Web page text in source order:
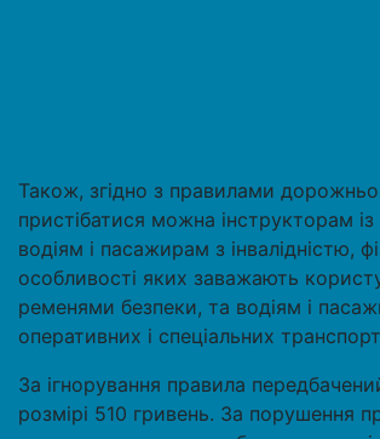
Також, згідно з правилами
пристібатися можна інструкторам із
водіям і пасажирам з інвалідністю,
особливості яких заважають
ременями безпеки, та водіям і
оперативних і спеціальних
За ігнорування правила
розмірі 510 гривень. За порушення